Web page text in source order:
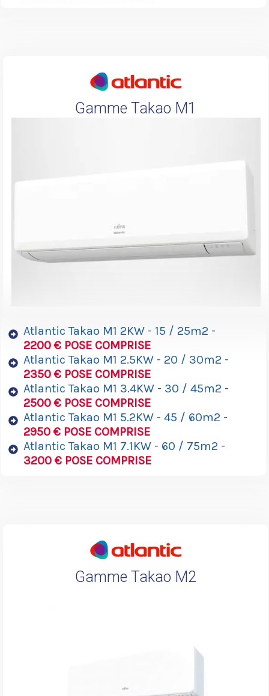
Gamme Takao M1
Atlantic Takao M1 2KW - 15 / 25m2 -
2200 € POSE COMPRISE
Atlantic Takao M1 2.5KW - 20 / 30m2 -
2350 € POSE COMPRISE
Atlantic Takao M1 3.4KW - 30 / 45m2 -
2500 € POSE COMPRISE
Atlantic Takao M1 5.2KW - 45 / 60m2 -
2950 € POSE COMPRISE
Atlantic Takao M1 7.1KW - 60 / 75m2 -
3200 € POSE COMPRISE
Gamme Takao M2